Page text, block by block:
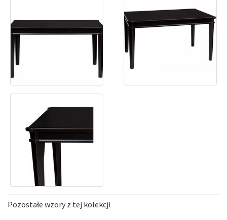
Pozostałe wzory z tej kolekcji